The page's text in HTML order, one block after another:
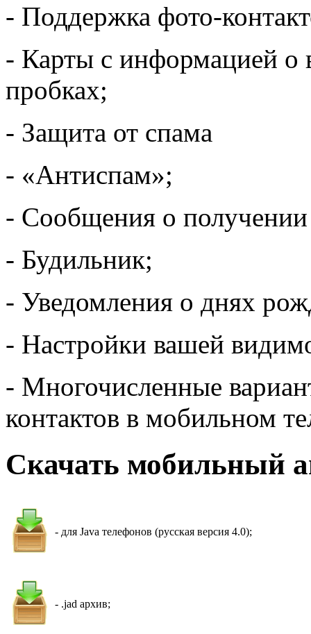
- Поддержка фото-
- Карты с информацией о
пробках;
- Защита от спама
- «Антиспам»;
- Сообщения о
- Будильник;
- Уведомления о днях
- Настройки вашей
- Многочисленные
контактов в мобильном
Скачать мобильный
- для Java телефонов (русская версия 4.0);
- .jad архив;